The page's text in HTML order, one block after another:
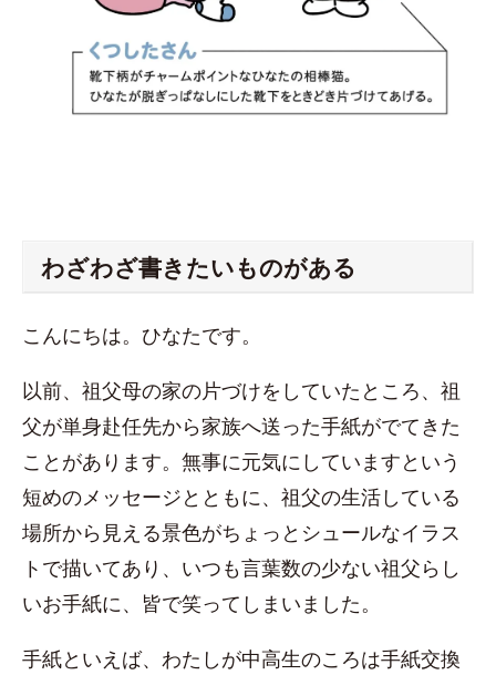
わざわざ書きたいものがある
こんにちは。ひなたです。
以前、祖父母の家の片づけをしていたところ、祖
父が単身赴任先から家族へ送った手紙がでてきた
ことがあります。無事に元気にしていますという
短めのメッセージとともに、祖父の生活している
場所から見える景色がちょっとシュールなイラス
トで描いてあり、いつも言葉数の少ない祖父らし
いお手紙に、皆で笑ってしまいました。
手紙といえば、わたしが中高生のころは手紙交換